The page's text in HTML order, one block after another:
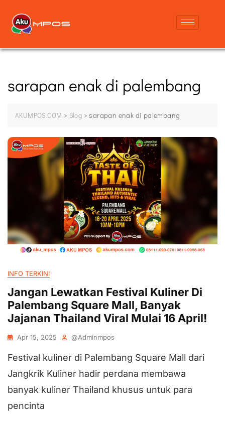
sarapan enak di palembang
AKUMPOS.COM > Blog >sarapan enak di palembang
INFO TERKINI
Jangan Lewatkan Festival Kuliner Di
Palembang Square Mall, Banyak
Jajanan Thailand Viral Mulai 16 April!
Apr 15, 2025 @adminmpos
Festival kuliner di Palembang Square Mall dari
Jangkrik Kuliner hadir perdana membawa
banyak kuliner Thailand khusus untuk para
pencinta